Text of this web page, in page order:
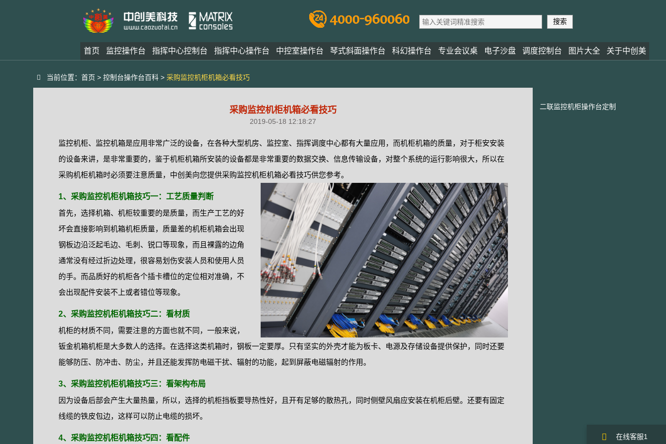
首页 监控操作台 指挥中心控制台 指挥中心操作台 中控室操作台 琴式斜面操作台 科幻操作台 专业会议桌 电子沙盘 调度控制台 图片大全 关于中创美
当前位置： 首页 > 控制台操作台百科 > 采购监控机柜机箱必看技巧
采购监控机柜机箱必看技巧
2019-05-18 12:18:27
监控机柜、监控机箱是应用非常广泛的设备，在各种大型机房、监控室、指挥调度中心都有大量应用，而机柜机箱的质量，对于柜安安装
的设备来讲，是非常重要的，鉴于机柜机箱所安装的设备都是非常重要的数据交换、信息传输设备，对整个系统的运行影响很大，所以在
采购机柜机箱时必须要注意质量，中创美向您提供采购监控机柜机箱必看技巧供您参考。
1、采购监控机柜机箱技巧一：工艺质量判断
首先，选择机箱、机柜较重要的是质量，而生产工艺的好
坏会直接影响到机箱机柜质量，质量差的机柜机箱会出现
钢板边沿泛起毛边、毛刺、锐口等现象，而且裸露的边角
通常没有经过折边处理，很容易划伤安装人员和使用人员
的手。而品质好的机柜各个插卡槽位的定位相对准确，不
会出现配件安装不上或者错位等现象。
2、采购监控机柜机箱技巧二：看材质
机柜的材质不同，需要注意的方面也就不同，一般来说，
钣金机箱机柜是大多数人的选择。在选择这类机箱时，钢板一定要厚。只有坚实的外壳才能为板卡、电源及存储设备提供保护，同时还要
能够防压、防冲击、防尘，并且还能发挥防电磁干扰、辐射的功能，起到屏蔽电磁辐射的作用。
3、采购监控机柜机箱技巧三：看架构布局
因为设备后部会产生大量热量，所以，选择的机柜挡板要导热性好，且开有足够的散热孔，同时侧壁风扇应安装在机柜后壁。还要有固定
线缆的铁皮包边，这样可以防止电缆的损坏。
4、采购监控机柜机箱技巧四：看配件
二联监控机柜操作台定制
在线客服1